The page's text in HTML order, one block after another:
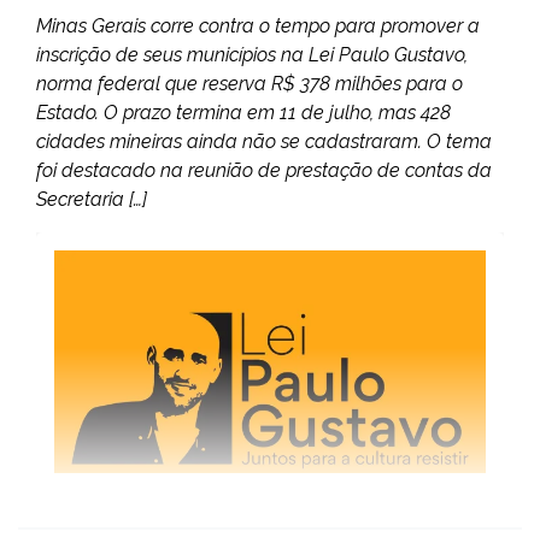
Minas Gerais corre contra o tempo para promover a
inscrição de seus municípios na Lei Paulo Gustavo,
norma federal que reserva R$ 378 milhões para o
Estado. O prazo termina em 11 de julho, mas 428
cidades mineiras ainda não se cadastraram. O tema
foi destacado na reunião de prestação de contas da
Secretaria […]